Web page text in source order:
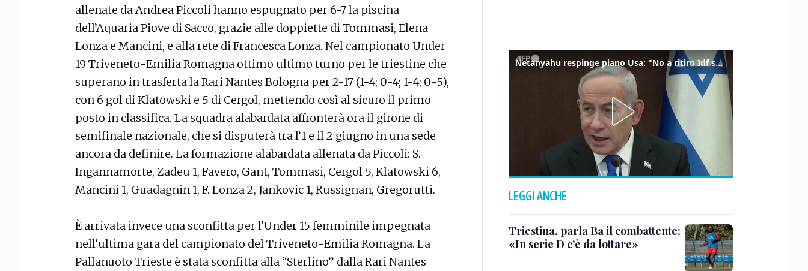
allenate da Andrea Piccoli hanno espugnato per 6-7 la piscina
dell’Aquaria Piove di Sacco, grazie alle doppiette di Tommasi, Elena
Lonza e Mancini, e alla rete di Francesca Lonza. Nel campionato Under
19 Triveneto-Emilia Romagna ottimo ultimo turno per le triestine che
superano in trasferta la Rari Nantes Bologna per 2-17 (1-4; 0-4; 1-4; 0-5),
con 6 gol di Klatowski e 5 di Cergol, mettendo così al sicuro il primo
posto in classifica. La squadra alabardata affronterà ora il girone di
semifinale nazionale, che si disputerà tra l’1 e il 2 giugno in una sede
ancora da definire. La formazione alabardata allenata da Piccoli: S.
Ingannamorte, Zadeu 1, Favero, Gant, Tommasi, Cergol 5, Klatowski 6,
Mancini 1, Guadagnin 1, F. Lonza 2, Jankovic 1, Russignan, Gregorutti.
È arrivata invece una sconfitta per l'Under 15 femminile impegnata
nell’ultima gara del campionato del Triveneto-Emilia Romagna. La
Pallanuoto Trieste è stata sconfitta alla “Sterlino” dalla Rari Nantes
Netanyahu respinge piano Usa: "No a ritiro Idf senza disarmo Hamas"
LEGGI ANCHE
Triestina, parla Ba il combattente:
«In serie D c’è da lottare»